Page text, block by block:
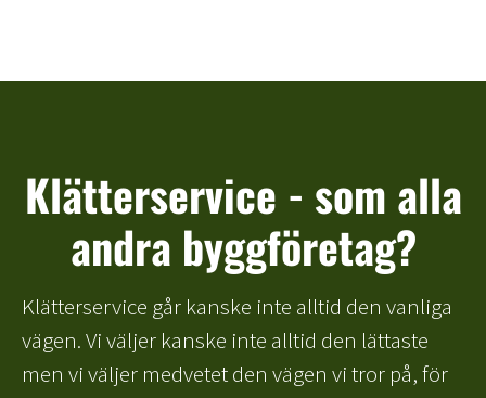
Klätterservice - som alla
andra byggföretag?
Klätterservice går kanske inte alltid den vanliga
vägen. Vi väljer kanske inte alltid den lättaste
men vi väljer medvetet den vägen vi tror på, för